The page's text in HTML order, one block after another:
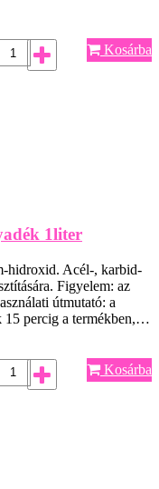
Kosárba
1liter
hidroxid. Acél-, karbid-
Figyelem: az
útmutató: a
15 percig a termékben,…
Kosárba